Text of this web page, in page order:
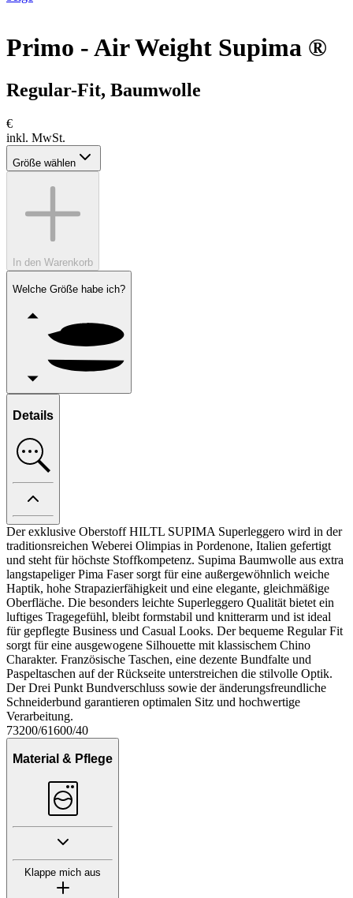
Primo - Air Weight Supima ®
Regular-Fit, Baumwolle
€
inkl. MwSt.
Größe wählen
In den Warenkorb
Welche Größe habe ich?
Details
Der exklusive Oberstoff HILTL SUPIMA Superleggero wird in der
traditionsreichen Weberei Olimpias in Pordenone, Italien gefertigt
und steht für höchste Stoffkompetenz. Supima Baumwolle aus extra
langstapeliger Pima Faser sorgt für eine außergewöhnlich weiche
Haptik, hohe Strapazierfähigkeit und eine elegante, gleichmäßige
Oberfläche. Die besonders leichte Superleggero Qualität bietet ein
luftiges Tragegefühl, bleibt formstabil und knitterarm und ist ideal
für gepflegte Business und Casual Looks. Der bequeme Regular Fit
sorgt für eine ausgewogene Silhouette mit klassischem Chino
Charakter. Französische Taschen, eine dezente Bundfalte und
Paspeltaschen auf der Rückseite unterstreichen die stilvolle Optik.
Der Drei Punkt Bundverschluss sowie der änderungsfreundliche
Schneiderbund garantieren optimalen Sitz und hochwertige
Verarbeitung.
73200/61600/40
Material & Pflege
Klappe mich aus